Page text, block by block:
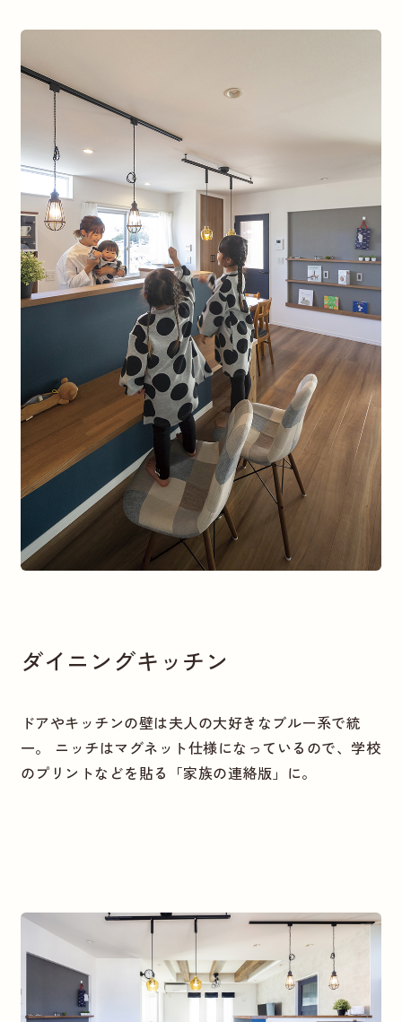
ダイニングキッチン
ドアやキッチンの壁は夫人の大好きなブルー系で統
一。 ニッチはマグネット仕様になっているので、学校
のプリントなどを貼る「家族の連絡版」に。